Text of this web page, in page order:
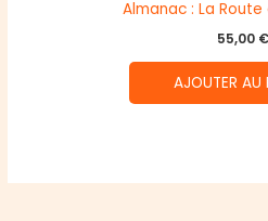
Almanac : La Route
55,00 €
AJOUTER AU